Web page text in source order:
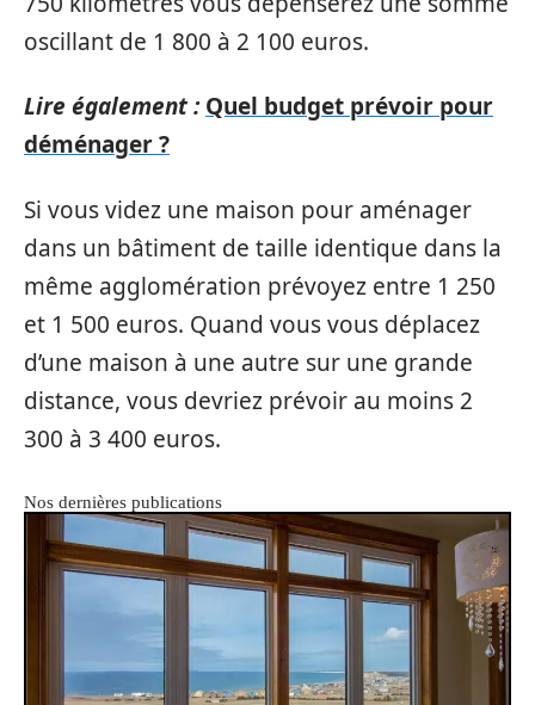
oscillant de 1 800 à 2 100 euros.
Lire également : Quel budget prévoir pour
déménager ?
Si vous videz une maison pour aménager
dans un bâtiment de taille identique dans la
même agglomération prévoyez entre 1 250
et 1 500 euros. Quand vous vous déplacez
d’une maison à une autre sur une grande
distance, vous devriez prévoir au moins 2
300 à 3 400 euros.
Nos dernières publications